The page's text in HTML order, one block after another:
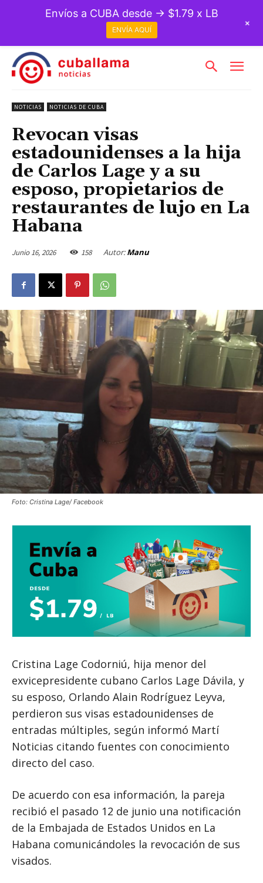
NOTICIAS NOTICIAS DE CUBA
Revocan visas
estadounidenses a la hija
de Carlos Lage y a su
esposo, propietarios de
restaurantes de lujo en La
Habana
Junio 16, 2026 158 Autor: Manu
Foto: Cristina Lage/ Facebook
Cristina Lage Codorniú, hija menor del
exvicepresidente cubano Carlos Lage Dávila, y
su esposo, Orlando Alain Rodríguez Leyva,
perdieron sus visas estadounidenses de
entradas múltiples, según informó Martí
Noticias citando fuentes con conocimiento
directo del caso.
De acuerdo con esa información, la pareja
recibió el pasado 12 de junio una notificación
de la Embajada de Estados Unidos en La
Habana comunicándoles la revocación de sus
visados.
Envíos a CUBA desde → $1.79 x LB
ENVÍA AQUÍ
+